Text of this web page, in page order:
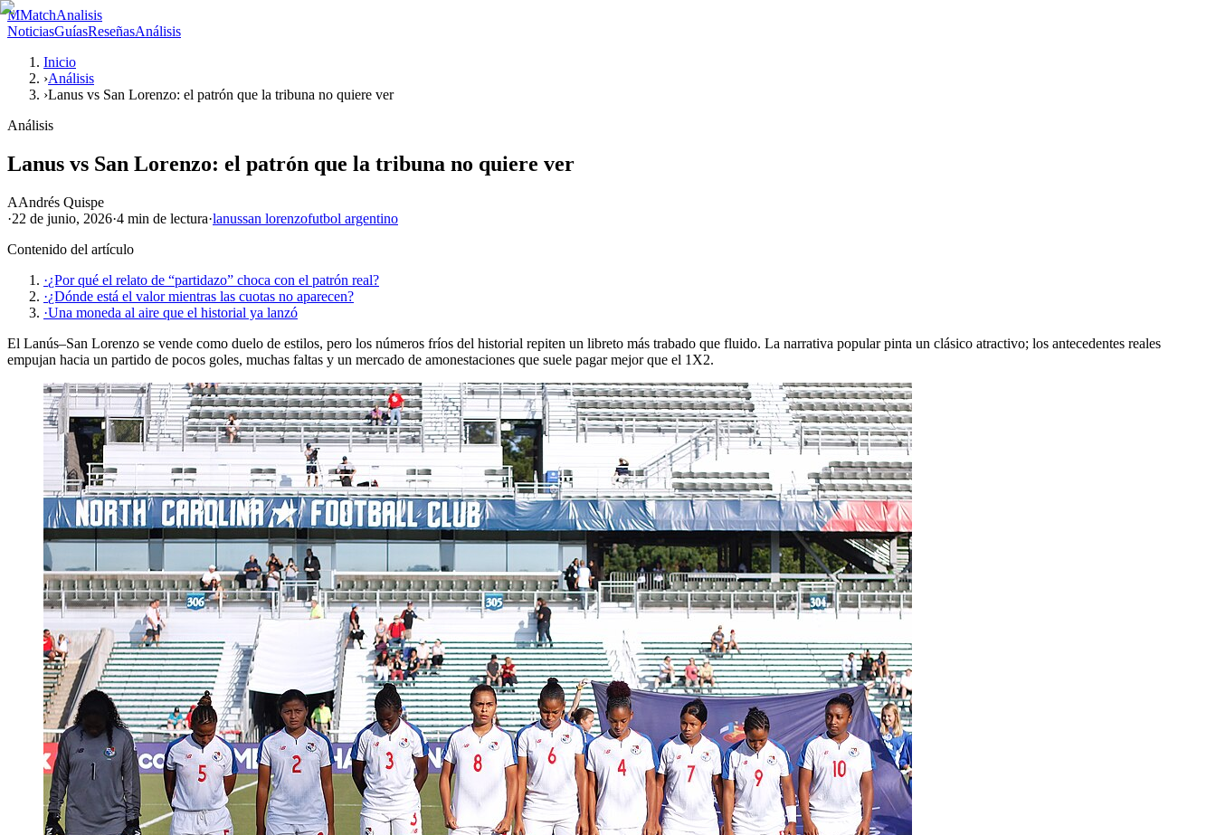
MMatchAnalisis
NoticiasGuíasReseñasAnálisis
Inicio
›Análisis
›Lanus vs San Lorenzo: el patrón que la tribuna no quiere ver
Análisis
Lanus vs San Lorenzo: el patrón que la tribuna no quiere ver
AAndrés Quispe
·22 de junio, 2026·4 min de lectura·lanussan lorenzofutbol argentino
Contenido del artículo
·¿Por qué el relato de “partidazo” choca con el patrón real?
·¿Dónde está el valor mientras las cuotas no aparecen?
·Una moneda al aire que el historial ya lanzó
El Lanús–San Lorenzo se vende como duelo de estilos, pero los números fríos del historial repiten un libreto más trabado que fluido. La narrativa popular pinta un clásico atractivo; los antecedentes reales
empujan hacia un partido de pocos goles, muchas faltas y un mercado de amonestaciones que suele pagar mejor que el 1X2.